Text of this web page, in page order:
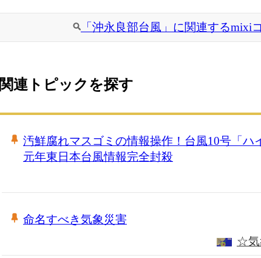
「沖永良部台風」に関連するmixi
関連トピックを探す
汚鮮腐れマスゴミの情報操作！台風10号「ハ
元年東日本台風情報完全封殺
命名すべき気象災害
☆気